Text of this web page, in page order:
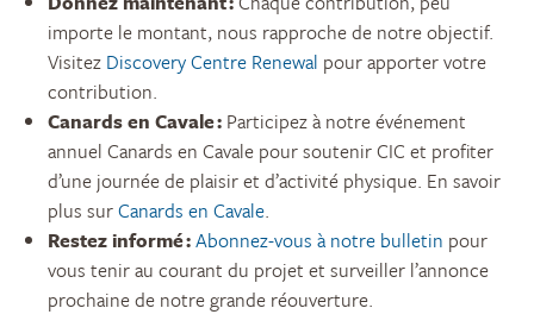
importe le montant, nous rapproche de notre objectif.
Visitez Discovery Centre Renewal pour apporter votre
contribution.
Canards en Cavale : Participez à notre événement
annuel Canards en Cavale pour soutenir CIC et profiter
d’une journée de plaisir et d’activité physique. En savoir
plus surCanards en Cavale.
Restez informé :Abonnez-vous à notre bulletin pour
vous tenir au courant du projet et surveiller l’annonce
prochaine de notre grande réouverture.